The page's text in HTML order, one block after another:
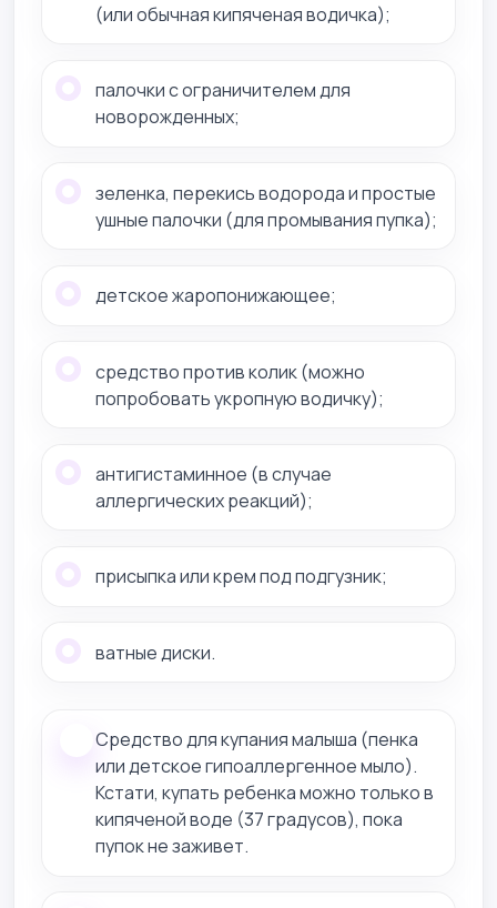
(или обычная кипяченая водичка);
палочки с ограничителем для
новорожденных;
зеленка, перекись водорода и простые
ушные палочки (для промывания пупка);
детское жаропонижающее;
средство против колик (можно
попробовать укропную водичку);
антигистаминное (в случае
аллергических реакций);
присыпка или крем под подгузник;
ватные диски.
Средство для купания малыша (пенка
или детское гипоаллергенное мыло).
Кстати, купать ребенка можно только в
кипяченой воде (37 градусов), пока
пупок не заживет.